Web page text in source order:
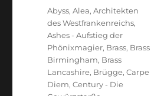
Schlagwörter
Abyss,Alea,Architekten
des Westfrankenreichs,
Ashes - Aufstieg der
Phönixmagier, Brass, Brass
Birmingham, Brass
Lancashire, Brügge,Carpe
Diem,Century - Die